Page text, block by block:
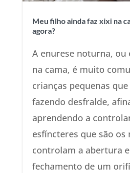
Meu filho ainda faz xixi na
agora?
A enurese noturna, ou
na cama, é muito
crianças pequenas
fazendo desfralde,
aprendendo a
esfíncteres que são os
controlam a abertura
fechamento de um